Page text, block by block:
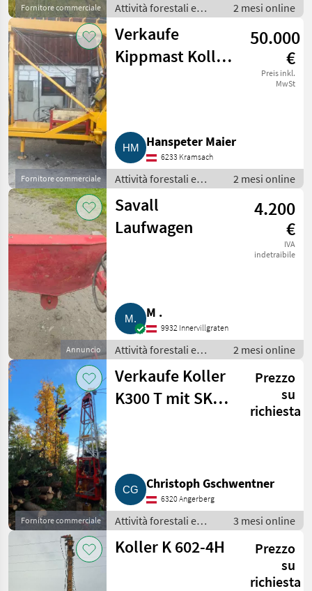
Fornitore commerciale
Attività forestali e
lavorazione del legno
/ Impianti a fune per
esbosco
2 mesi online
Fornitore commerciale
Verkaufe
Kippmast Koller
50.000
€
Preis inkl.
MwSt
Hanspeter Maier
6233 Kramsach
Attività forestali e
lavorazione del legno
/ Impianti a fune per
esbosco
2 mesi online
Annuncio
Savall
Laufwagen
4.200
€
IVA
indetraibile
M .
9932 Innervillgraten
Attività forestali e
lavorazione del legno
/ Impianti a fune per
esbosco
2 mesi online
Fornitore commerciale
Verkaufe Koller
K300 T mit SKA
Prezzo
su
richiesta
Christoph Gschwentner
6320 Angerberg
Attività forestali e
lavorazione del legno
/ Impianti a fune per
3 mesi online
Koller K 602-4H
Prezzo
su
richiesta